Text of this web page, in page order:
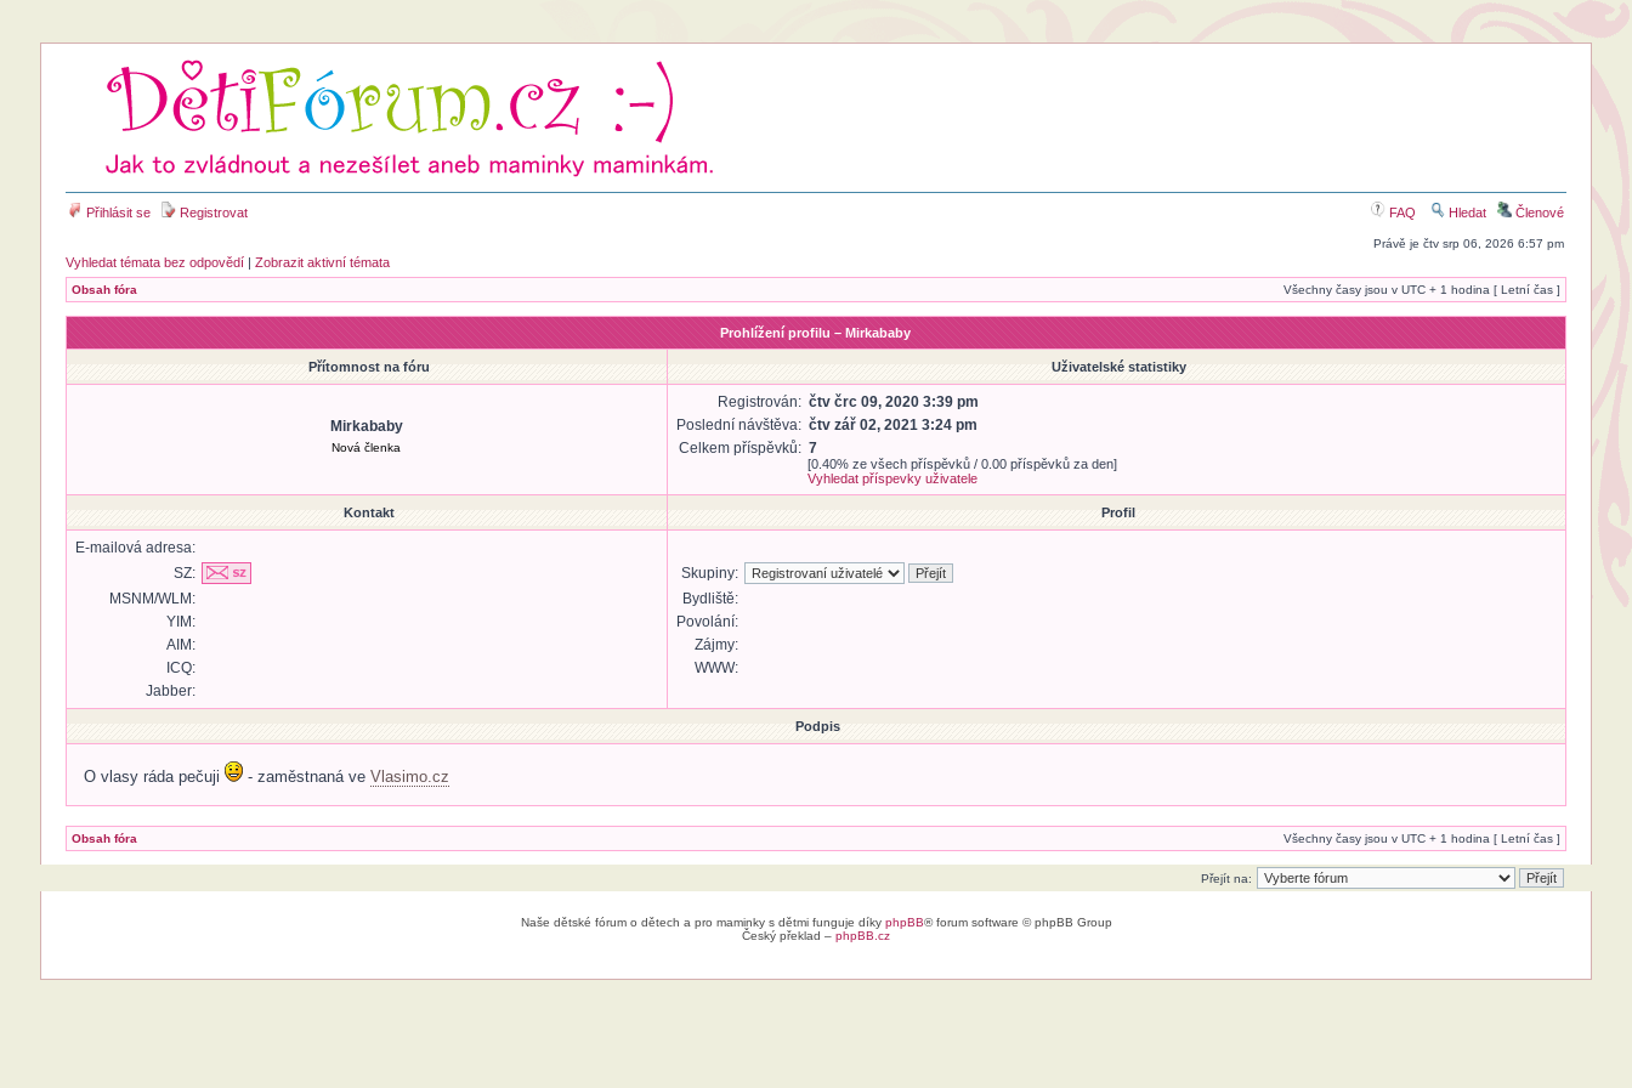
Přihlásit se Registrovat FAQ Hledat Členové
Právě je čtv srp 06, 2026 6:57 pm
Vyhledat témata bez odpovědí| Zobrazit aktivní témata
Obsah fóra Všechny časy jsou v UTC + 1 hodina [ Letní čas ]
Prohlížení profilu – Mirkababy
Přítomnost na fóru Uživatelské statistiky
Mirkababy
Nová členka
Registrován: čtv črc 09, 2020 3:39 pm
Poslední návštěva: čtv zář 02, 2021 3:24 pm
Celkem příspěvků: 7
[0.40% ze všech příspěvků / 0.00 příspěvků za den]
Vyhledat příspevky uživatele
Kontakt Profil
E-mailová adresa:
SZ:
MSNM/WLM:
YIM:
AIM:
ICQ:
Jabber:
Skupiny:
Bydliště:
Povolání:
Zájmy:
WWW:
Podpis
O vlasy ráda pečuji - zaměstnaná ve Vlasimo.cz
Obsah fóra Všechny časy jsou v UTC + 1 hodina [ Letní čas ]
Přejít na:
Naše dětské fórum o dětech a pro maminky s dětmi funguje díky phpBB® forum software © phpBB Group
Český překlad – phpBB.cz